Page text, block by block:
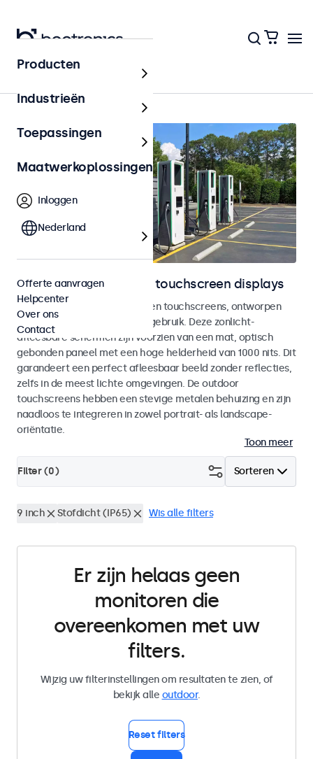
Outdoor
Outdoor monitoren en touchscreen displays
Weersbestendige monitoren en touchscreens, ontworpen
voor zowel binnen- als buitengebruik. Deze zonlicht-
afleesbare schermen zijn voorzien van een mat, optisch
gebonden paneel met een hoge helderheid van 1000 nits. Dit
garandeert een perfect afleesbaar beeld zonder reflecties,
zelfs in de meest lichte omgevingen. De outdoor
touchscreens hebben een stevige metalen behuizing en zijn
naadloos te integreren in zowel portrait- als landscape-
oriëntatie.
Toon meer
Sorteren
Filter (0)
9 inch Stofdicht (IP65) Wis alle filters
Er zijn helaas geen
monitoren die
overeenkomen met uw
filters.
Wijzig uw filterinstellingen om resultaten te zien, of
bekijk alle outdoor.
Reset filters
Producten
Industrieën
Toepassingen
Maatwerkoplossingen
Inloggen
Nederland
Offerte aanvragen
Helpcenter
Over ons
Contact